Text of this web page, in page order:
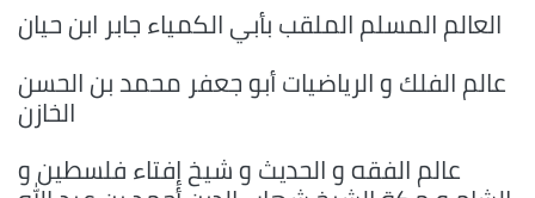
العالم المسلم الملقب بأبي الكمياء جابر ابن حيان
عالم الفلك و الرياضيات أبو جعفر محمد بن الحسن
الخازن
عالم الفقه و الحديث و شيخ إفتاء فلسطين و